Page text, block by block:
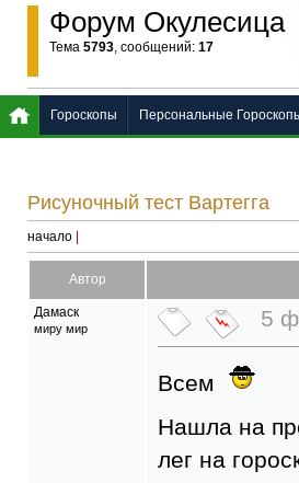
Форум Окулесица
Тема 5793, сообщений: 17
Рисуночный тест Вартегга
начало
Автор
Дамаск
миру мир 5
Всем
Нашла на
лег на
Гороскопы Персональные